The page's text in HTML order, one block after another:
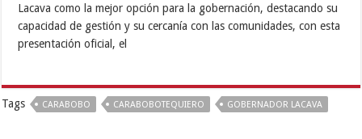
Lacava como la mejor opción para la gobernación, destacando su
capacidad de gestión y su cercanía con las comunidades, con esta
presentación oficial, el
Tags CARABOBO CARABOBOTEQUIERO GOBERNADOR LACAVA